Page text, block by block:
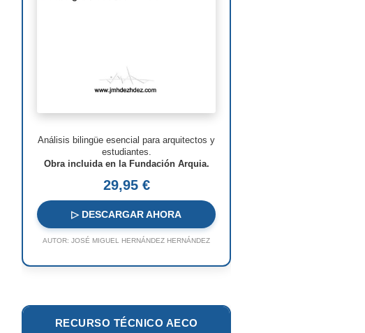
Richard Meier
Aldo Rossi
Jacques Herzog
Rem Koolhaas
Oscar Niemeyer
Análisis bilingüe esencial para arquitectos y
estudiantes.
Obra incluida en la Fundación Arquia.
29,95 €
▷ DESCARGAR AHORA
AUTOR: JOSÉ MIGUEL HERNÁNDEZ HERNÁNDEZ
RECURSO TÉCNICO AECO